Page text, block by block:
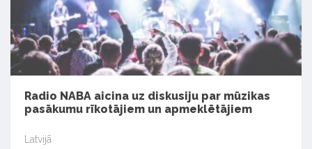
Radio NABA aicina uz diskusiju par mūzikas
pasākumu rīkotājiem un apmeklētājiem
Latvijā